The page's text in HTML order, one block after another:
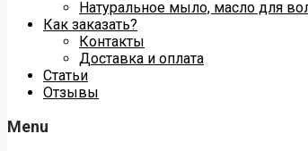
Натуральное мыло, масло для
Как заказать?
Контакты
Доставка и оплата
Статьи
Отзывы
Menu